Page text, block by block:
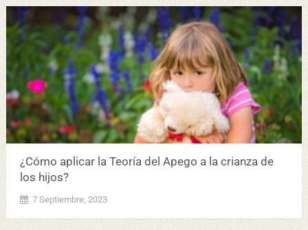
¿Cómo aplicar la Teoría del Apego a la crianza de
los hijos?
7 Septiembre, 2023